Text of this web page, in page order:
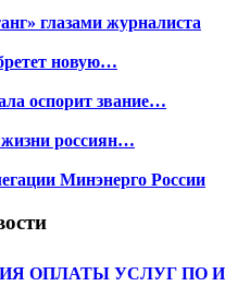
глазами журналиста
новую…
оспорит звание…
россиян…
Минэнерго России
ОПЛАТЫ УСЛУГ ПО